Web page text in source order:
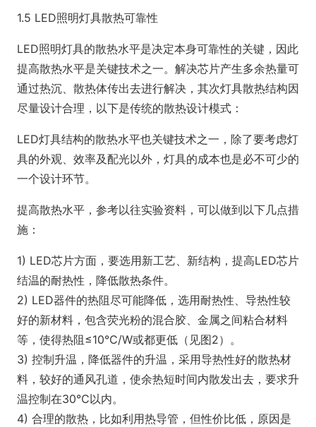
1.5 LED照明灯具散热可靠性
LED照明灯具的散热水平是决定本身可靠性的关键，因此
提高散热水平是关键技术之一。解决芯片产生多余热量可
通过热沉、散热体传出去进行解决，其次灯具散热结构因
尽量设计合理，以下是传统的散热设计模式：
LED灯具结构的散热水平也关键技术之一，除了要考虑灯
具的外观、效率及配光以外，灯具的成本也是必不可少的
一个设计环节。
提高散热水平，参考以往实验资料，可以做到以下几点措
施：
1) LED芯片方面，要选用新工艺、新结构，提高LED芯片
结温的耐热性，降低散热条件。
2) LED器件的热阻尽可能降低，选用耐热性、导热性较
好的新材料，包含荧光粉的混合胶、金属之间粘合材料
等，使得热阻≤10℃/W或都更低（见图2）。
3) 控制升温，降低器件的升温，采用导热性好的散热材
料，较好的通风孔道，使余热短时间内散发出去，要求升
温控制在30℃以内。
4) 合理的散热，比如利用热导管，但性价比低，原因是